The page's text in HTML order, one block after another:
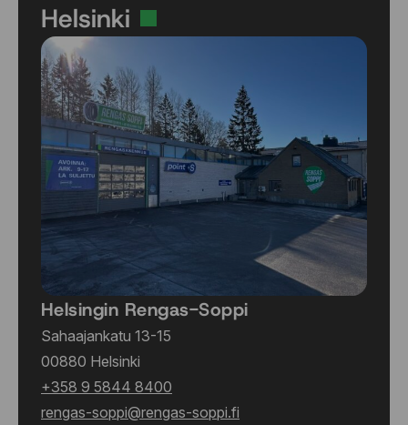
Helsinki
Helsingin Rengas-Soppi
Sahaajankatu 13-15
00880 Helsinki
+358 9 5844 8400
rengas-soppi@rengas-soppi.fi